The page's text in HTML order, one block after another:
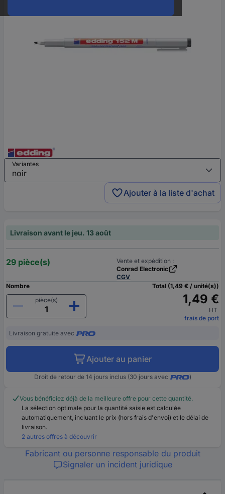
Variantes
Ajouter à la liste d'achat
Livraison avant le jeu. 13 août
29 pièce(s)
Vente et expédition :
Conrad Electronic
CGV
Nombre
pièce(s)
Total (1,49 € / unité(s))
1,49 €
HT
frais de port
Livraison gratuite avec
Ajouter au panier
Droit de retour de 14 jours inclus (30 jours avec )
Vous bénéficiez déjà de la meilleure offre pour cette quantité.
La sélection optimale pour la quantité saisie est calculée
automatiquement, incluant le prix (hors frais d'envoi) et le délai de
livraison.
2 autres offres à découvrir
Fabricant ou personne responsable du produit
Signaler un incident juridique